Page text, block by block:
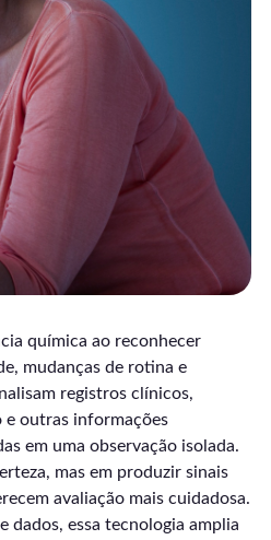
química ao reconhecer
mudanças de rotina e
registros clínicos,
e outras informações
em uma observação isolada.
mas em produzir sinais
avaliação mais cuidadosa.
dados, essa tecnologia amplia